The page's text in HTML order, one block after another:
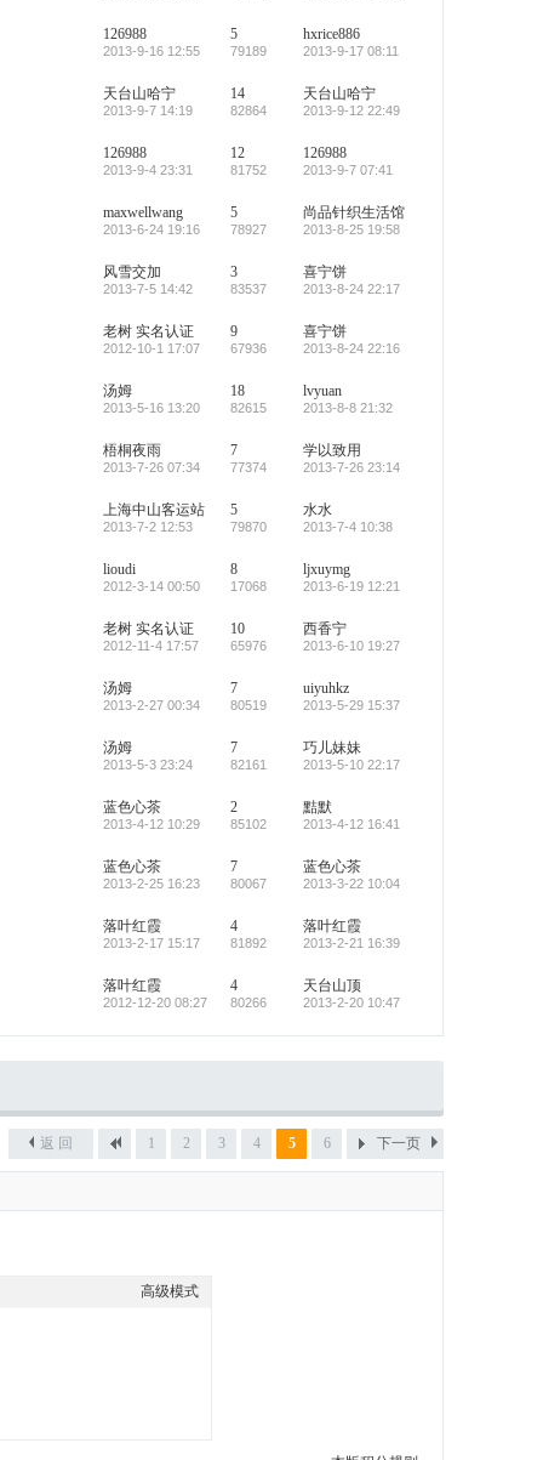
126988
2013-9-16 12:55
5
79189
hxrice886
2013-9-17 08:11
天台山哈宁
2013-9-7 14:19
14
82864
天台山哈宁
2013-9-12 22:49
126988
2013-9-4 23:31
12
81752
126988
2013-9-7 07:41
maxwellwang
2013-6-24 19:16
5
78927
尚品针织生活馆
2013-8-25 19:58
风雪交加
2013-7-5 14:42
3
83537
喜宁饼
2013-8-24 22:17
老树 实名认证
2012-10-1 17:07
9
67936
喜宁饼
2013-8-24 22:16
汤姆
2013-5-16 13:20
18
82615
lvyuan
2013-8-8 21:32
梧桐夜雨
2013-7-26 07:34
7
77374
学以致用
2013-7-26 23:14
上海中山客运站
2013-7-2 12:53
5
79870
水水
2013-7-4 10:38
lioudi
2012-3-14 00:50
8
17068
ljxuymg
2013-6-19 12:21
老树 实名认证
2012-11-4 17:57
10
65976
西香宁
2013-6-10 19:27
汤姆
2013-2-27 00:34
7
80519
uiyuhkz
2013-5-29 15:37
汤姆
2013-5-3 23:24
7
82161
巧儿妹妹
2013-5-10 22:17
蓝色心茶
2013-4-12 10:29
2
85102
黠默
2013-4-12 16:41
蓝色心茶
2013-2-25 16:23
7
80067
蓝色心茶
2013-3-22 10:04
落叶红霞
2013-2-17 15:17
4
81892
落叶红霞
2013-2-21 16:39
落叶红霞
2012-12-20 08:27
4
80266
天台山顶
2013-2-20 10:47
1 2 3 4 5 6 下一页
返 回
高级模式